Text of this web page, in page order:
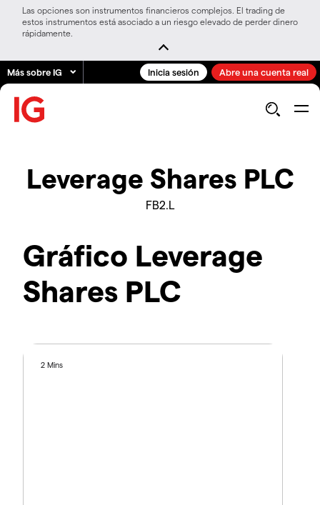
Las opciones son instrumentos financieros complejos. El trading de
estos instrumentos está asociado a un riesgo elevado de perder dinero
rápidamente.
Más sobre IG Inicia sesión Abre una cuenta real
Leverage Shares PLC
FB2.L
Gráfico Leverage
Shares PLC
2 Mins